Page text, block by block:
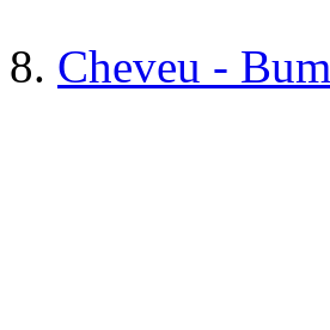
8. Cheveu - Bum